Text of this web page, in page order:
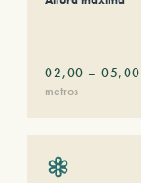
02,00 – 05,00
metros